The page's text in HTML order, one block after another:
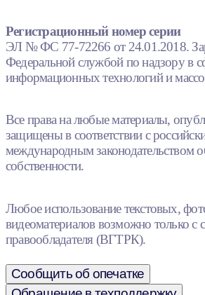
Регистрационный номер серии
ЭЛ № ФС 77-72266 от 24.01.2018.
Федеральной службой по надзору в
информационных технологий и
Все права на любые материалы,
защищены в соответствии с
международным законодательством
собственности.
Любое использование текстовых,
видеоматериалов возможно только с
правообладателя (ВГТРК).
Сообщить об опечатке